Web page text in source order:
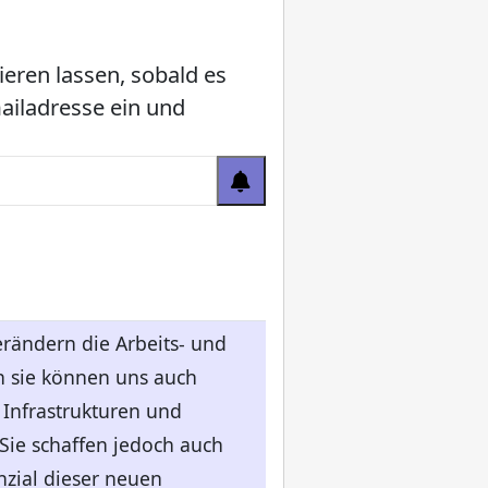
lassen, sobald es
ein und
die Arbeits- und
sie können uns auch
und
schaffen jedoch auch
dieser neuen